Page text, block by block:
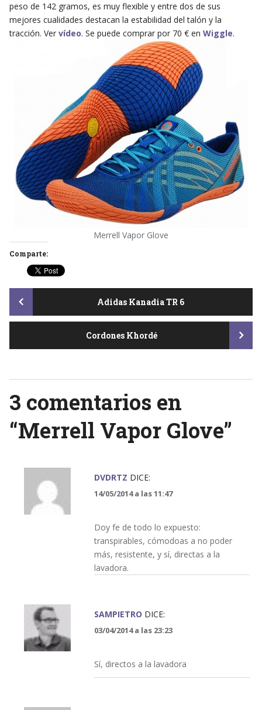
peso de 142 gramos, es muy flexible y entre dos de sus
mejores cualidades destacan la estabilidad del talón y la
tracción. Ver vídeo. Se puede comprar por 70 € en Wiggle.
Merrell Vapor Glove
Comparte:
Post
navigation
Adidas Kanadia TR 6
Cordones Khordé
3 comentarios en
“Merrell Vapor Glove”
DVDRTZ DICE:
14/05/2014 a las 11:47
Doy fe de todo lo expuesto:
transpirables, cómodoas a no poder
más, resistente, y sí, directas a la
lavadora.
SAMPIETRO DICE:
03/04/2014 a las 23:23
Sí, directos a la lavadora